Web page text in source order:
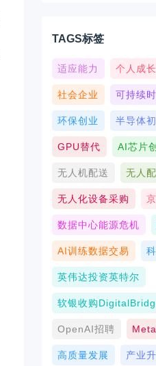
TAGS标签
适应能力 个人成长
社会企业 可持续
环保创业 半导体
GPU替代 AI芯片
无人机配送 无人
无人化设备采购
数据中心能源危机
AI训练数据交易
英伟达投资英特尔
软银收购
OpenAI招聘
高质量发展 产业